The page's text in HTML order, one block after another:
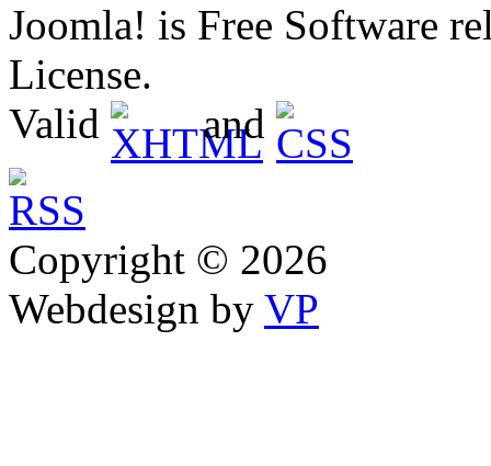
Joomla! is Free Software
License.
Valid
and
Copyright © 2026
Webdesign by VP